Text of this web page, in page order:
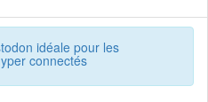
idéale pour les
connectés